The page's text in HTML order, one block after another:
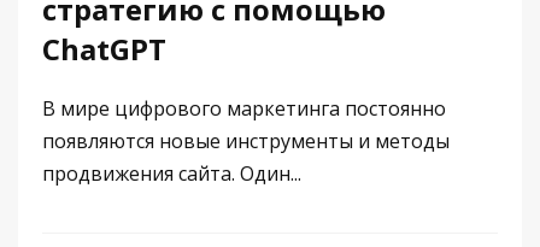
стратегию с помощью
ChatGPT
В мире цифрового маркетинга постоянно
появляются новые инструменты и методы
продвижения сайта. Один...